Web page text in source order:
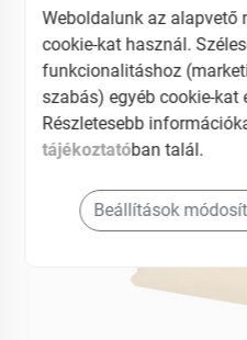
Weboldalunk az alapvető
cookie-kat használ.
funkcionalitáshoz
szabás) egyéb cookie-kat
Részletesebb
tájékoztatóban talál.
Beállítások